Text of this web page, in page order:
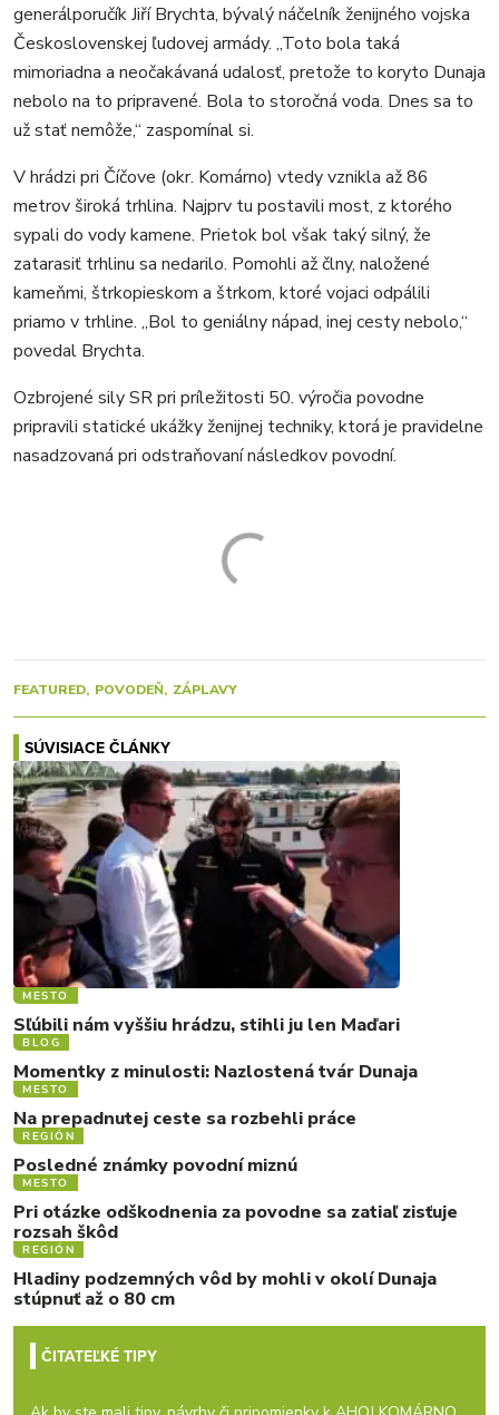
generálporučík Jiří Brychta, bývalý náčelník ženijného vojska
Československej ľudovej armády. „Toto bola taká
mimoriadna a neočakávaná udalosť, pretože to koryto Dunaja
nebolo na to pripravené. Bola to storočná voda. Dnes sa to
už stať nemôže,“ zaspomínal si.
V hrádzi pri Číčove (okr. Komárno) vtedy vznikla až 86
metrov široká trhlina. Najprv tu postavili most, z ktorého
sypali do vody kamene. Prietok bol však taký silný, že
zatarasiť trhlinu sa nedarilo. Pomohli až člny, naložené
kameňmi, štrkopieskom a štrkom, ktoré vojaci odpálili
priamo v trhline. „Bol to geniálny nápad, inej cesty nebolo,“
povedal Brychta.
Ozbrojené sily SR pri príležitosti 50. výročia povodne
pripravili statické ukážky ženijnej techniky, ktorá je pravidelne
nasadzovaná pri odstraňovaní následkov povodní.
FEATURED POVODEŇ ZÁPLAVY
SÚVISIACE ČLÁNKY
MESTO
Sľúbili nám vyššiu hrádzu, stihli ju len Maďari
BLOG
Momentky z minulosti: Nazlostená tvár Dunaja
MESTO
Na prepadnutej ceste sa rozbehli práce
REGIÓN
Posledné známky povodní miznú
MESTO
Pri otázke odškodnenia za povodne sa zatiaľ zisťuje
rozsah škôd
REGIÓN
Hladiny podzemných vôd by mohli v okolí Dunaja
stúpnuť až o 80 cm
ČITATEĽKÉ TIPY